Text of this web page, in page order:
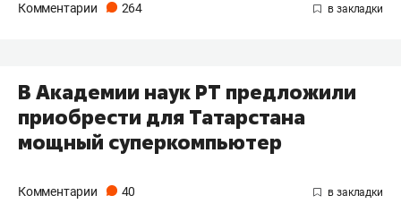
Комментарии 264
В Академии наук РТ предложили
приобрести для Татарстана
мощный суперкомпьютер
Комментарии 40